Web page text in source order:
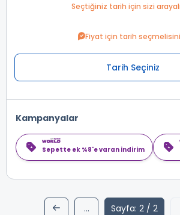
Seçtiğiniz tarih için sizi
Fiyat için tarih
Tarih Seçiniz
Kampanyalar
Sepette ek %8'e varan indirim
... Sayfa: 2 / 2